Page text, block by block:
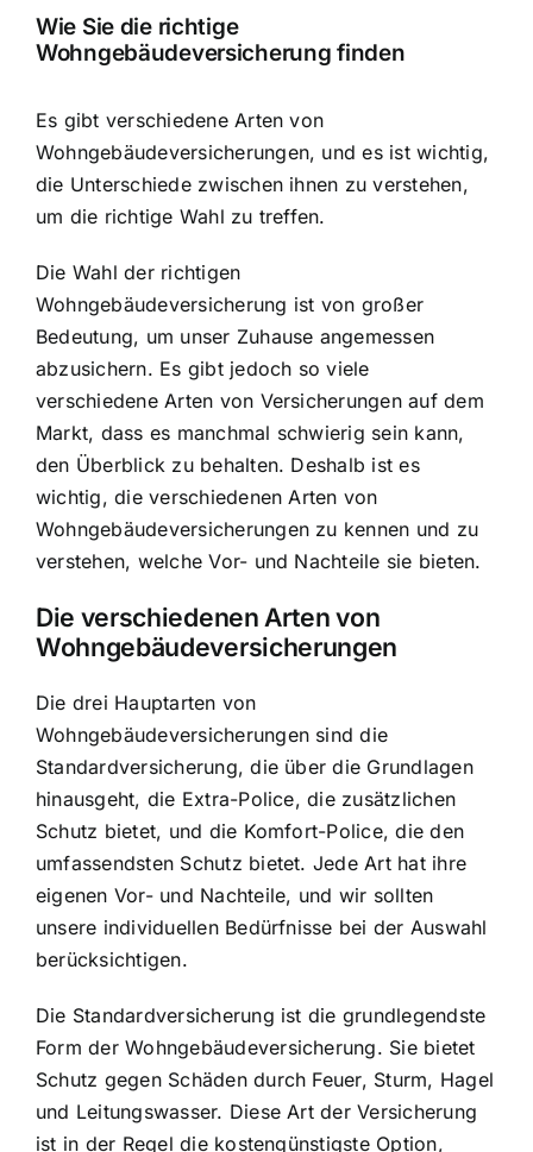
Wie Sie die richtige
Wohngebäudeversicherung finden
Es gibt verschiedene Arten von
Wohngebäudeversicherungen, und es ist wichtig,
die Unterschiede zwischen ihnen zu verstehen,
um die richtige Wahl zu treffen.
Die Wahl der richtigen
Wohngebäudeversicherung ist von großer
Bedeutung, um unser Zuhause angemessen
abzusichern. Es gibt jedoch so viele
verschiedene Arten von Versicherungen auf dem
Markt, dass es manchmal schwierig sein kann,
den Überblick zu behalten. Deshalb ist es
wichtig, die verschiedenen Arten von
Wohngebäudeversicherungen zu kennen und zu
verstehen, welche Vor- und Nachteile sie bieten.
Die verschiedenen Arten von
Wohngebäudeversicherungen
Die drei Hauptarten von
Wohngebäudeversicherungen sind die
Standardversicherung, die über die Grundlagen
hinausgeht, die Extra-Police, die zusätzlichen
Schutz bietet, und die Komfort-Police, die den
umfassendsten Schutz bietet. Jede Art hat ihre
eigenen Vor- und Nachteile, und wir sollten
unsere individuellen Bedürfnisse bei der Auswahl
berücksichtigen.
Die Standardversicherung ist die grundlegendste
Form der Wohngebäudeversicherung. Sie bietet
Schutz gegen Schäden durch Feuer, Sturm, Hagel
und Leitungswasser. Diese Art der Versicherung
ist in der Regel die kostengünstigste Option,